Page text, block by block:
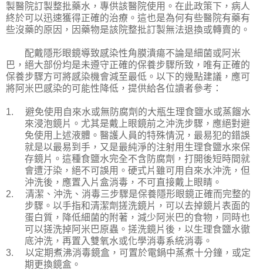
製醫院訂製整批藥水，專供該醫院使用。在此政策下，病人
終於可以迅速獲得正確的治療。這也是為何有些醫院有藥有
些沒藥的原因，因藥物是該院整批訂製無法退換或轉賣的。
配戴隱形眼鏡導致感染性角膜潰瘍不論是細菌或阿米
巴，絕大部份均是未遵守正確的保養步驟所致，唯有正確的
保養步驟方可將感染機會減至最低。以下的幾點建議，應可
將阿米巴感染的可能性降低，提供給各位讀者參考：
1.
避免使用自來水或無防腐劑的大瓶生理食鹽水或蒸餾水
來浸泡鏡片。尤其是戴上眼鏡前之沖洗步驟，應絕對避
免使用上述液體。醫護人員的特殊情況，最易犯的錯誤
就是以最易到手，又是最純淨的注射用生理食鹽水來保
存鏡片。這種食鹽水完全不含防腐劑，打開後短時間就
會遭汙染，絕不可誤用。硬式片雖可用自來水沖洗，但
沖洗後，應置入片盒消毒，不可直接戴上眼睛。
2.
清潔、沖洗、消毒三步驟是保養隱形眼鏡正確而完整的
步驟。以手指和清潔劑搓洗鏡片，可以去掉鏡片表面的
蛋白質，降低細菌的附著，減少阿米巴的食物，同時也
可以搓洗掉阿米巴原蟲。搓洗鏡片後，以生理食鹽水徹
底沖洗，再置入雙氧水或化學消毒系統消毒。
3.
以定期煮沸消毒鏡盒，可置於電鍋中蒸煮十分鐘，或定
期更換鏡盒。